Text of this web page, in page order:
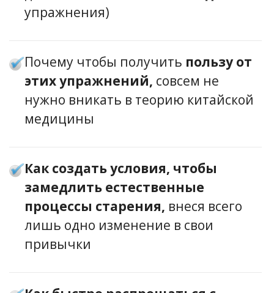
упражнения)
Почему чтобы получить пользу от
этих упражнений, совсем не
нужно вникать в теорию китайской
медицины
Как создать условия, чтобы
замедлить естественные
процессы старения, внеся всего
лишь одно изменение в свои
привычки